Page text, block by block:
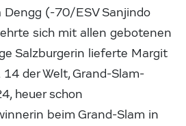
(-70/ESV Sanjindo
sich mit allen gebotenen
Salzburgerin lieferte Margit
14 der Welt, Grand-Slam-
heuer schon
beim Grand-Slam in